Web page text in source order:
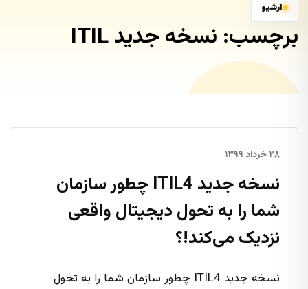
آرشیو
برچسب: نسخه جدید ITIL
۲۸ خرداد ۱۳۹۹
نسخه جدید ITIL4 چطور سازمان
شما را به تحول دیجیتال واقعی
نزدیک می‌کند!؟
نسخه جدید ITIL4 چطور سازمان شما را به تحول